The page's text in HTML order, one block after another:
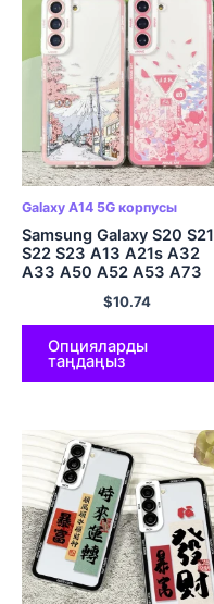
Galaxy A14 5G корпусы
Samsung Galaxy S20 S21
S22 S23 A13 A21s A32
A33 A50 A52 A53 A73
A54 A14 жұмсақ
мұқабалы аниме көркем
пейзаж
$10.74
Опцияларды
таңдаңыз